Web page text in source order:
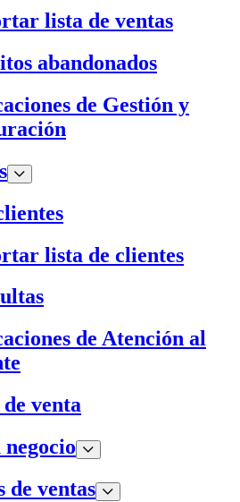
lista de ventas
abandonados
de Gestión y
lista de clientes
de Atención al
venta
de ventas